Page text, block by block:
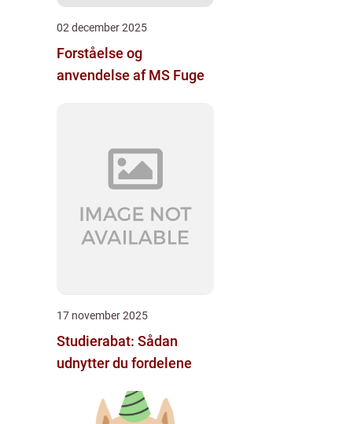
02 december 2025
Forståelse og
anvendelse af MS Fuge
17 november 2025
Studierabat: Sådan
udnytter du fordelene